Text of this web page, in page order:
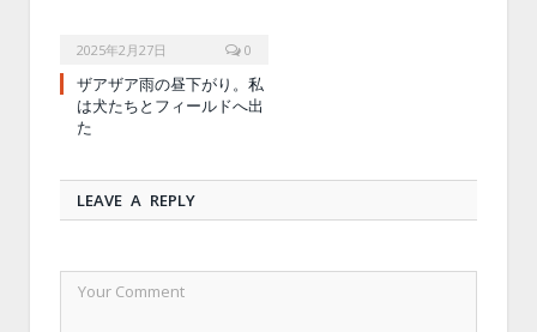
2025年2月27日 0
ザアザア雨の昼下がり。私
は犬たちとフィールドへ出
た
LEAVE A REPLY